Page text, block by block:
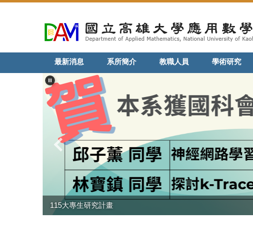
內
區
最新消息 系所簡介 教職人員 學術研究
115大專生研究計畫